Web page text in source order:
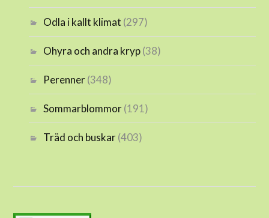
Odla i kallt klimat (297)
Ohyra och andra kryp(38)
Perenner(348)
Sommarblommor(191)
Träd och buskar(403)